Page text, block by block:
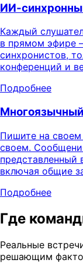
ИИ-
Каждый
в прямом эфире
синхронистов,
конференций и
Подробнее
Пишите на своем
своем.
представленный
включая общие
Подробнее
Где
Реальные
решающим